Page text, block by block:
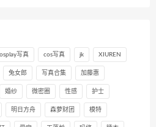
写真 cos写真 jk XIUREN
兔女郎 写真合集 加藤惠
婚纱 微密圈 性感 护士
明日方舟 森萝财团 模特